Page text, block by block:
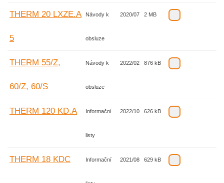
THERM 20 LXZE.A
5
Návody k
obsluze
2020/07 2 MB
THERM 55/Z,
60/Z, 60/S
Návody k
obsluze
2022/02 876 kB
THERM 120 KD.A Informační
listy
2022/10 626 kB
THERM 18 KDC Informační 2021/08 629 kB